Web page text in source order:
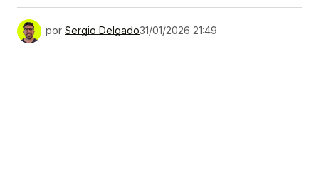
por Sergio Delgado31/01/2026 21:49